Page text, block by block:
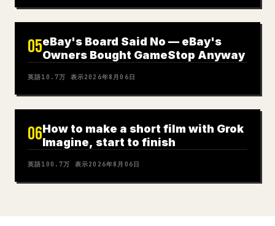
05eBay's Board Said No — eBay's
Owners Bought GameStop Anyway
英語10.7万 表示2026年8月06日
06How to make a short film with Grok
Imagine, start to finish
英語100.7万 表示2026年8月06日